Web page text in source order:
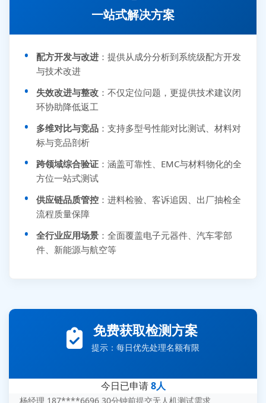
一站式解决方案
配方开发与改进 ：提供从成分分析到系统级配方开发
与技术改进
失效改进与整改 ：不仅定位问题，更提供技术建议闭
环协助降低返工
多维对比与竞品 ：支持多型号性能对比测试、材料对
标与竞品剖析
跨领域综合验证 ：涵盖可靠性、EMC与材料物化的全
方位一站式测试
供应链品质管控 ：进料检验、客诉追因、出厂抽检全
流程质量保障
全行业应用场景 ：全面覆盖电子元器件、汽车零部
件、新能源与航空等
免费获取检测方案
提示：每日优先处理名额有限
今日已申请8人
赵总 135****7688 12分钟前提交芯片失效分析需求
刘先生 139****7889 18分钟前提交防爆测试需求
杨经理 187****6696 30分钟前提交无人机测试需求